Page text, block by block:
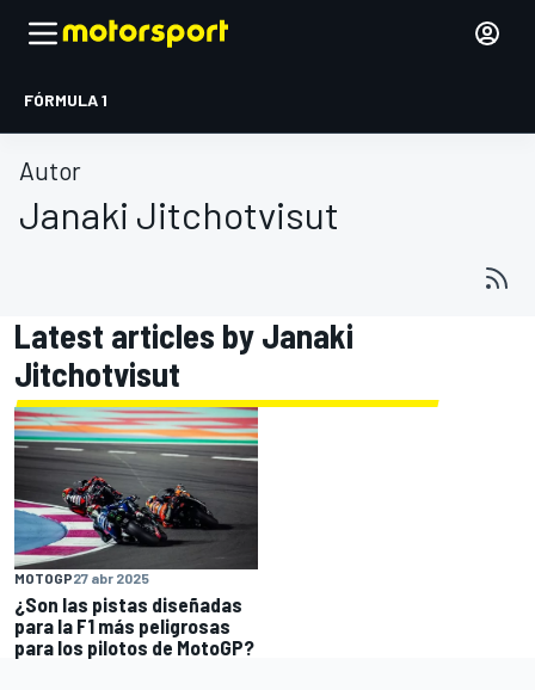
FÓRMULA 1
Autor
Janaki Jitchotvisut
Latest articles by Janaki
Jitchotvisut
MOTOGP27 abr 2025
¿Son las pistas diseñadas
para la F1 más peligrosas
para los pilotos de MotoGP?